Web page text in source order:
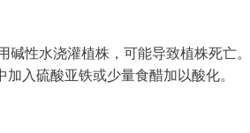
性水浇灌植株，可能导致植株死亡。
入硫酸亚铁或少量食醋加以酸化。